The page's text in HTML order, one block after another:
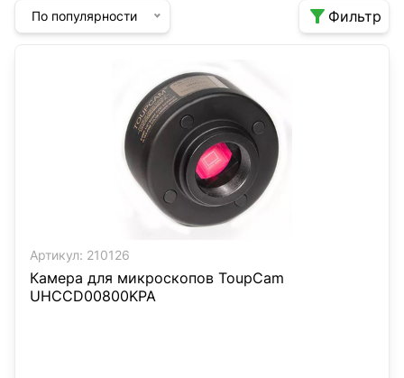
По популярности  Фильтр
Артикул: 210126
Камера для микроскопов ToupCam
UHCCD00800KPA